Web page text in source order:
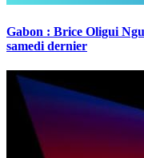
Gabon : Brice Oligui
samedi dernier